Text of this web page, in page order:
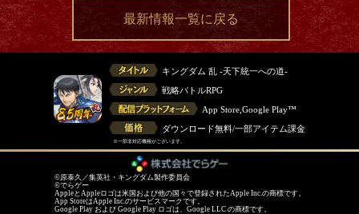
最新情報一覧に戻る
キングダム 乱 -天下統一への道-
戦略バトルRPG
App Store,Google Play™
ダウンロード無料/一部アイテム課金
※一部非対応機種がございます。
©原泰久／集英社・キングダム製作委員会
©でらゲー
AppleとAppleロゴは米国および他の国々で登録されたApple Inc.の商標です。
App StoreはApple Inc.のサービスマークです。
Google Play および Google Play ロゴは、Google LLC の商標です。